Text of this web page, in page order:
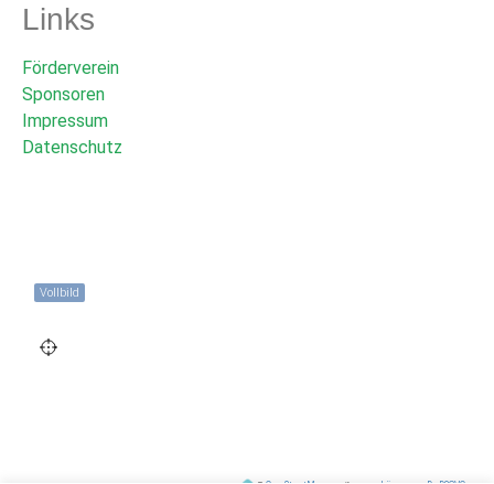
Links
Förderverein
Sponsoren
Impressum
Datenschutz
Vollbild